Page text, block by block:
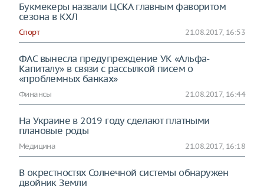
Букмекеры назвали ЦСКА главным фаворитом
сезона в КХЛ
Спорт 21.08.2017, 16:53
ФАС вынесла предупреждение УК «Альфа-
Капиталу» в связи с рассылкой писем о
«проблемных банках»
Финансы 21.08.2017, 16:44
На Украине в 2019 году сделают платными
плановые роды
Медицина 21.08.2017, 16:18
В окрестностях Солнечной системы обнаружен
двойник Земли